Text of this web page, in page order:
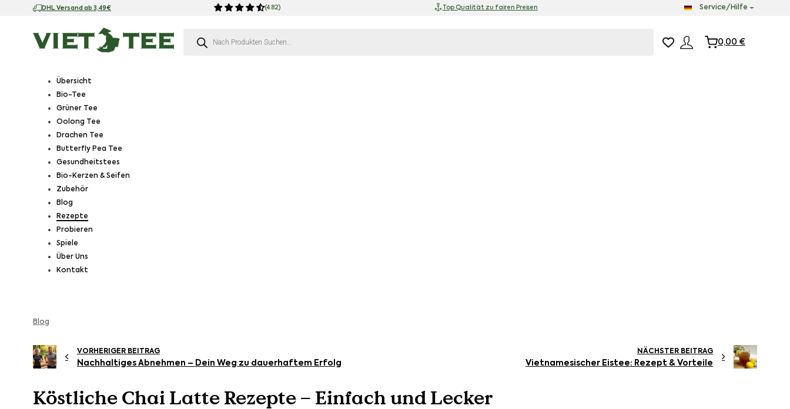
DHL Versand ab 3,49€ (4.82) Top Qualität zu fairen Preisen Service/Hilfe
0,00 €
Übersicht
Bio-Tee
Grüner Tee
Oolong Tee
Drachen Tee
Butterfly Pea Tee
Gesundheitstees
Bio-Kerzen & Seifen
Zubehör
Blog
Rezepte
Probieren
Spiele
Über Uns
Kontakt
Blog
VORHERIGER BEITRAG
Nachhaltiges Abnehmen – Dein Weg zu dauerhaftem Erfolg
NÄCHSTER BEITRAG
Vietnamesischer Eistee: Rezept & Vorteile
Köstliche Chai Latte Rezepte – Einfach und Lecker